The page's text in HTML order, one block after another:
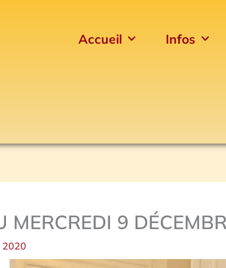
Accueil Infos
MERCREDI 9
2020